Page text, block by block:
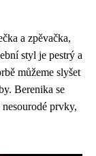
a zpěvačka,
styl je pestrý a
můžeme slyšet
Berenika se
prvky,